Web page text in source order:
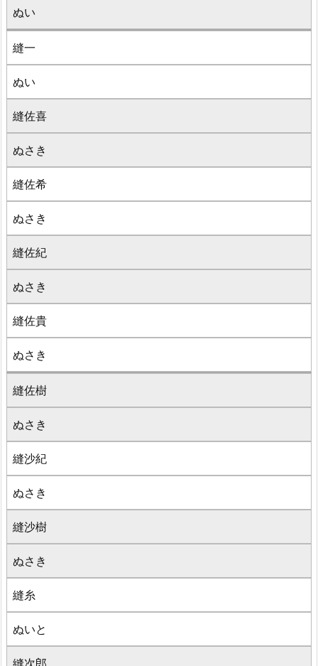
ぬい
縫一
ぬい
縫佐喜
ぬさき
縫佐希
ぬさき
縫佐紀
ぬさき
縫佐貴
ぬさき
縫佐樹
ぬさき
縫沙紀
ぬさき
縫沙樹
ぬさき
縫糸
ぬいと